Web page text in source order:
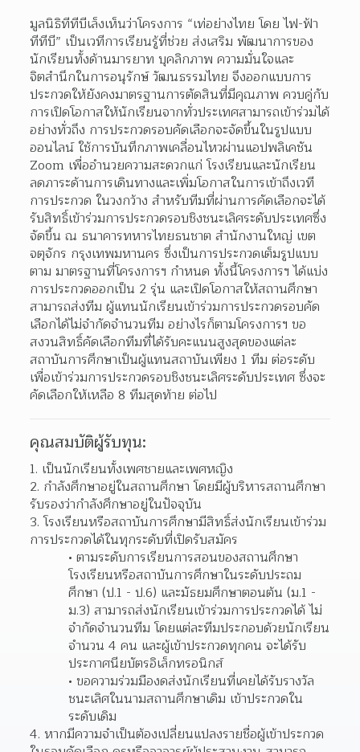
มูลนิธิทีทีบีเล็งเห็นว่าโครงการ “เท่อย่างไทย โดย ไฟ-ฟ้า
ทีทีบี” เป็นเวทีการเรียนรู้ที่ช่วย ส่งเสริม พัฒนาการของ
นักเรียนทั้งด้านมารยาท บุคลิกภาพ ความมั่นใจและ
จิตสำนึกในการอนุรักษ์ วัฒนธรรมไทย จึงออกแบบการ
ประกวดให้ยังคงมาตรฐานการตัดสินที่มีคุณภาพ ควบคู่กับ
การเปิดโอกาสให้นักเรียนจากทั่วประเทศสามารถเข้าร่วมได้
อย่างทั่วถึง การประกวดรอบคัดเลือกจะจัดขึ้นในรูปแบบ
ออนไลน์ ใช้การบันทึกภาพเคลื่อนไหวผ่านแอปพลิเคชัน
Zoom เพื่ออำนวยความสะดวกแก่ โรงเรียนและนักเรียน
ลดภาระด้านการเดินทางและเพิ่มโอกาสในการเข้าถึงเวที
การประกวด ในวงกว้าง สำหรับทีมที่ผ่านการคัดเลือกจะได้
รับสิทธิ์เข้าร่วมการประกวดรอบชิงชนะเลิศระดับประเทศซึ่ง
จัดขึ้น ณ ธนาคารทหารไทยธนชาต สำนักงานใหญ่ เขต
จตุจักร กรุงเทพมหานคร ซึ่งเป็นการประกวดเต็มรูปแบบ
ตาม มาตรฐานที่โครงการฯ กำหนด ทั้งนี้โครงการฯ ได้แบ่ง
การประกวดออกเป็น 2 รุ่น และเปิดโอกาสให้สถานศึกษา
สามารถส่งทีม ผู้แทนนักเรียนเข้าร่วมการประกวดรอบคัด
เลือกได้ไม่จำกัดจำนวนทีม อย่างไรก็ตามโครงการฯ ขอ
สงวนสิทธิ์คัดเลือกทีมที่ได้รับคะแนนสูงสุดของแต่ละ
สถาบันการศึกษาเป็นผู้แทนสถาบันเพียง 1 ทีม ต่อระดับ
เพื่อเข้าร่วมการประกวดรอบชิงชนะเลิศระดับประเทศ ซึ่งจะ
คัดเลือกให้เหลือ 8 ทีมสุดท้าย ต่อไป
คุณสมบัติผู้รับทุน:
เป็นนักเรียนทั้งเพศชายและเพศหญิง
กำลังศึกษาอยู่ในสถานศึกษา โดยมีผู้บริหารสถานศึกษา
รับรองว่ากำลังศึกษาอยู่ในปัจจุบัน
โรงเรียนหรือสถาบันการศึกษามีสิทธิ์ส่งนักเรียนเข้าร่วม
การประกวดได้ในทุกระดับที่เปิดรับสมัคร
ตามระดับการเรียนการสอนของสถานศึกษา
โรงเรียนหรือสถาบันการศึกษาในระดับประถม
ศึกษา (ป.1 - ป.6) และมัธยมศึกษาตอนต้น (ม.1 -
ม.3) สามารถส่งนักเรียนเข้าร่วมการประกวดได้ ไม่
จำกัดจำนวนทีม โดยแต่ละทีมประกอบด้วยนักเรียน
จำนวน 4 คน และผู้เข้าประกวดทุกคน จะได้รับ
ประกาศนียบัตรอิเล็กทรอนิกส์
ขอความร่วมมืองดส่งนักเรียนที่เคยได้รับรางวัล
ชนะเลิศในนามสถานศึกษาเดิม เข้าประกวดใน
ระดับเดิม
4. หากมีความจำเป็นต้องเปลี่ยนแปลงรายชื่อผู้เข้าประกวด